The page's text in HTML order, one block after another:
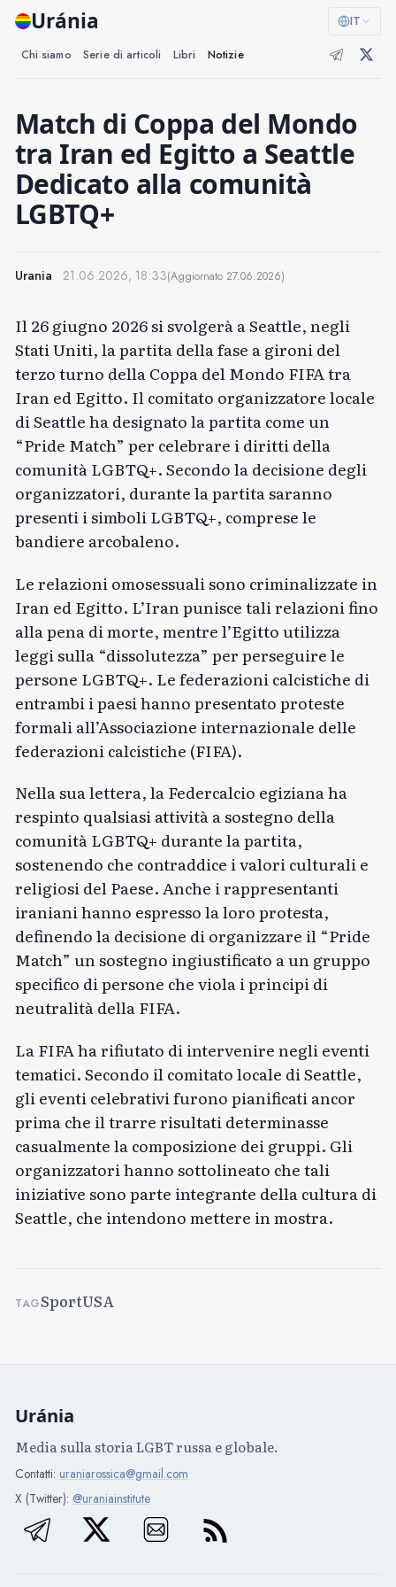
Uránia IT
Chi siamo Serie di articoli Libri Notizie
Match di Coppa del Mondo
tra Iran ed Egitto a Seattle
Dedicato alla comunità
LGBTQ+
Urania 21.06.2026, 18:33(Aggiornato 27.06.2026)
Il 26 giugno 2026 si svolgerà a Seattle, negli
Stati Uniti, la partita della fase a gironi del
terzo turno della Coppa del Mondo FIFA tra
Iran ed Egitto. Il comitato organizzatore locale
di Seattle ha designato la partita come un
“Pride Match” per celebrare i diritti della
comunità LGBTQ+. Secondo la decisione degli
organizzatori, durante la partita saranno
presenti i simboli LGBTQ+, comprese le
bandiere arcobaleno.
Le relazioni omosessuali sono criminalizzate in
Iran ed Egitto. L’Iran punisce tali relazioni fino
alla pena di morte, mentre l’Egitto utilizza
leggi sulla “dissolutezza” per perseguire le
persone LGBTQ+. Le federazioni calcistiche di
entrambi i paesi hanno presentato proteste
formali all’Associazione internazionale delle
federazioni calcistiche (FIFA).
Nella sua lettera, la Federcalcio egiziana ha
respinto qualsiasi attività a sostegno della
comunità LGBTQ+ durante la partita,
sostenendo che contraddice i valori culturali e
religiosi del Paese. Anche i rappresentanti
iraniani hanno espresso la loro protesta,
definendo la decisione di organizzare il “Pride
Match” un sostegno ingiustificato a un gruppo
specifico di persone che viola i principi di
neutralità della FIFA.
La FIFA ha rifiutato di intervenire negli eventi
tematici. Secondo il comitato locale di Seattle,
gli eventi celebrativi furono pianificati ancor
prima che il trarre risultati determinasse
casualmente la composizione dei gruppi. Gli
organizzatori hanno sottolineato che tali
iniziative sono parte integrante della cultura di
Seattle, che intendono mettere in mostra.
TAGSportUSA
Uránia
Media sulla storia LGBT russa e globale.
Contatti: uraniarossica@gmail.com
X (Twitter): @uraniainstitute